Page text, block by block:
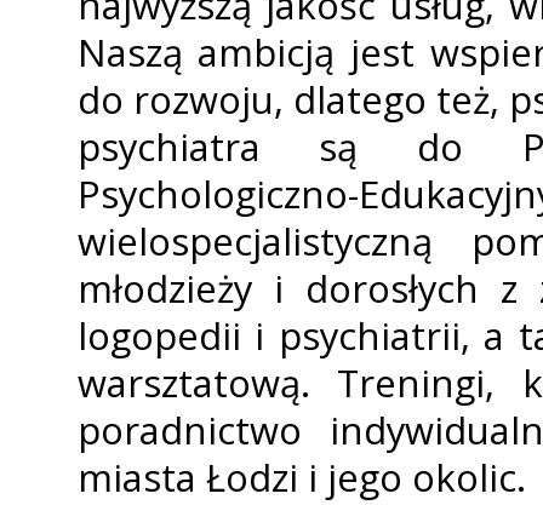
Naszą ambicją jest
do rozwoju, dlatego też,
psychiatra są do
Psychologiczno-
wielospecjalistyczną
młodzieży i dorosłych
logopedii i psychiatrii, a
warsztatową. Treningi,
poradnictwo
miasta Łodzi i jego okolic.